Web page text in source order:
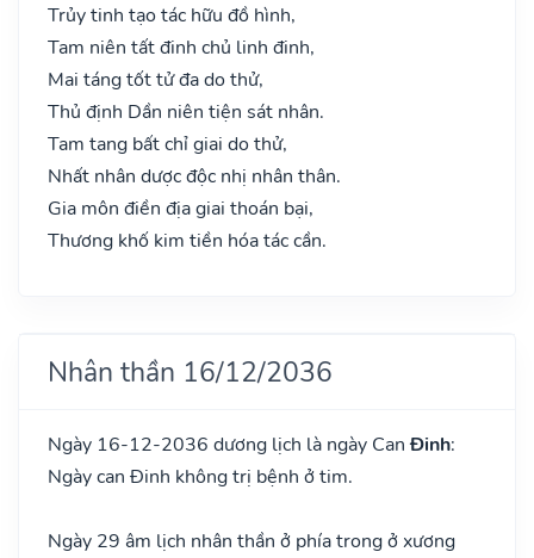
Trủy tinh tạo tác hữu đồ hình,
Tam niên tất đinh chủ linh đinh,
Mai táng tốt tử đa do thử,
Thủ định Dần niên tiện sát nhân.
Tam tang bất chỉ giai do thử,
Nhất nhân dược độc nhị nhân thân.
Gia môn điền địa giai thoán bại,
Thương khố kim tiền hóa tác cần.
Nhân thần 16/12/2036
Ngày 16-12-2036 dương lịch là ngày CanĐinh:
Ngày can Đinh không trị bệnh ở tim.
Ngày 29 âm lịch nhân thần ở phía trong ở xương